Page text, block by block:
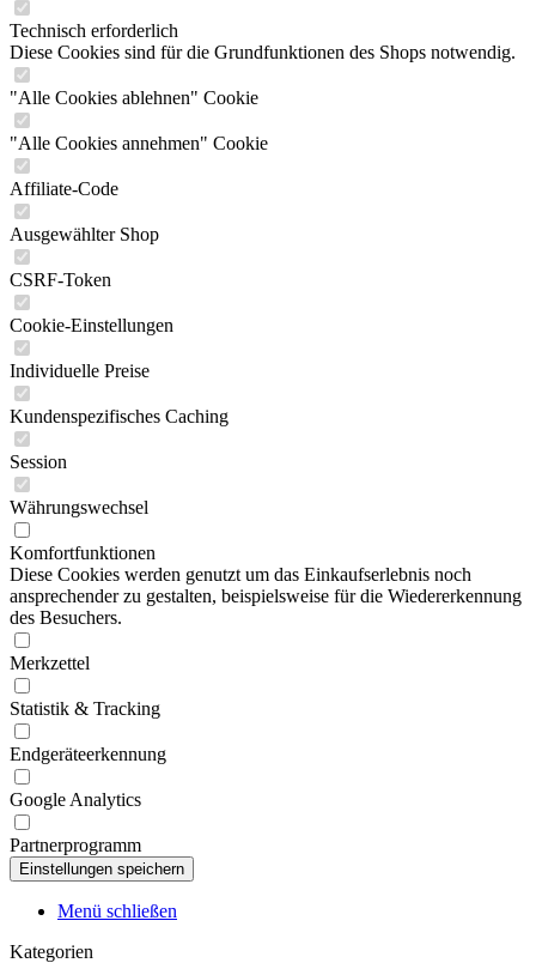
Technisch erforderlich
Diese Cookies sind für die Grundfunktionen des Shops notwendig.
"Alle Cookies ablehnen" Cookie
"Alle Cookies annehmen" Cookie
Affiliate-Code
Ausgewählter Shop
CSRF-Token
Cookie-Einstellungen
Individuelle Preise
Kundenspezifisches Caching
Session
Währungswechsel
Komfortfunktionen
Diese Cookies werden genutzt um das Einkaufserlebnis noch
ansprechender zu gestalten, beispielsweise für die Wiedererkennung
des Besuchers.
Merkzettel
Statistik & Tracking
Endgeräteerkennung
Google Analytics
Partnerprogramm
Menü schließen
Kategorien